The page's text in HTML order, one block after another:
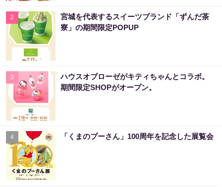
2
宮城を代表するスイーツブランド「ずんだ茶
寮」の期間限定POPUP
3
ハウスオブローゼがキティちゃんとコラボ。
期間限定SHOPがオープン。
4 「くまのプーさん」100周年を記念した展覧会